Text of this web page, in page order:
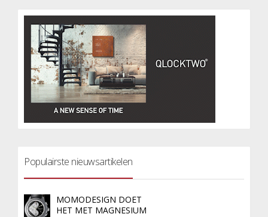
Populairste nieuwsartikelen
MOMODESIGN DOET
HET MET MAGNESIUM